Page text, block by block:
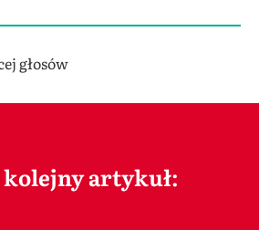
głosów
artykuł: